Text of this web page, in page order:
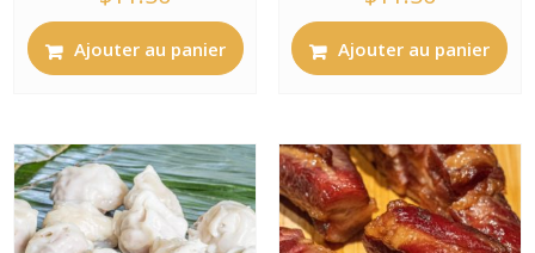
Ajouter au panier Ajouter au panier